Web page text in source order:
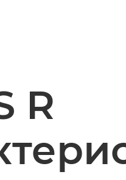
R